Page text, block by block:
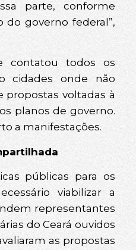
parte, conforme
do governo federal”,
contatou todos os
cidades onde não
propostas voltadas à
planos de governo.
a manifestações.
públicas para os
viabilizar a
representantes
do Ceará ouvidos
as propostas